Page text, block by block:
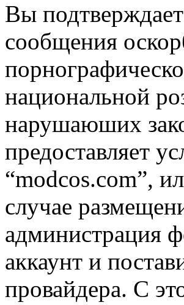
Вы
сообщения
национальной
нарушаюших
предоставляет
“modcos.com”,
случае
администрация
аккаунт и
провайдера. С